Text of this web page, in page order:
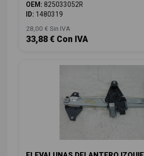
OEM: 825033052R
ID: 1480319
28,00 € Sin IVA
33,88 € Con IVA